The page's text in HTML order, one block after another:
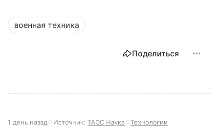
военная техника
Поделиться
1 день назад Источник: ТАСС Наука Технологии